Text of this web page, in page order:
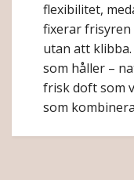
flexibilitet,
fixerar frisyren
utan att
som håller –
frisk doft som
som